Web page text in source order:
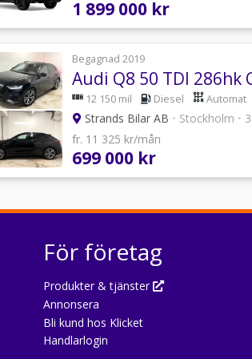
1 899 000 kr
Begagnad 2019
Audi Q8 50 TDI 286hk
12 150 mil Diesel Automat
Strands Bilar AB • Stockholm •
fr. 11 325 kr/mån
699 000 kr
För företag
Produkter & tjänster
Annonsera
Bli kund hos Klicket
Handlarlogin